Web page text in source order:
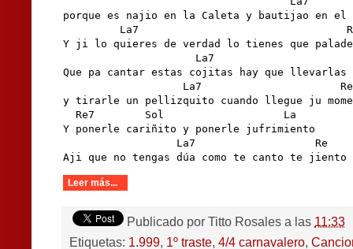
porque es najio en la Caleta y bautijao en
La7
Y ji lo quieres de verdad lo tienes que
La7
Que pa cantar estas cojitas hay que llevarlas
                   La7                      Re
y tirarle un pellizquito cuando llegue ju
  Re7        Sol                   La
Y ponerle cariñito y ponerle jufrimiento
                  La7                   Re
Aji que no tengas dúa como te canto te jiento
Leer más...
Publicado por Titto Rosales a las 11:33
Etiquetas: 1.999, 1º traste, 4/4 carnavalero,